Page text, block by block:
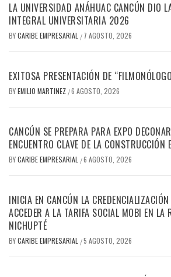
LA UNIVERSIDAD ANÁHUAC CANCÚN DIO
INTEGRAL UNIVERSITARIA 2026
BYCARIBE EMPRESARIAL / 7 AGOSTO, 2026
EXITOSA PRESENTACIÓN DE
BYEMILIO MARTINEZ /6 AGOSTO, 2026
CANCÚN SE PREPARA PARA EXPO
ENCUENTRO CLAVE DE LA CONSTRUCCIÓN
BYCARIBE EMPRESARIAL /6 AGOSTO, 2026
INICIA EN CANCÚN LA
ACCEDER A LA TARIFA SOCIAL MOBI EN LA
NICHUPTÉ
BYCARIBE EMPRESARIAL /5 AGOSTO, 2026